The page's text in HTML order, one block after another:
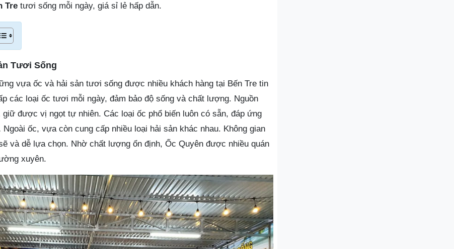
Tre tươi sống mỗi ngày, giá sỉ lẻ hấp dẫn.
Tươi Sống
vựa ốc và hải sản tươi sống được nhiều khách hàng tại Bến Tre tin
các loại ốc tươi mỗi ngày, đảm bảo độ sống và chất lượng. Nguồn
được vị ngọt tự nhiên. Các loại ốc phổ biến luôn có sẵn, đáp ứng
ốc, vựa còn cung cấp nhiều loại hải sản khác nhau. Không gian
và dễ lựa chọn. Nhờ chất lượng ổn định, Ốc Quyên được nhiều quán
xuyên.